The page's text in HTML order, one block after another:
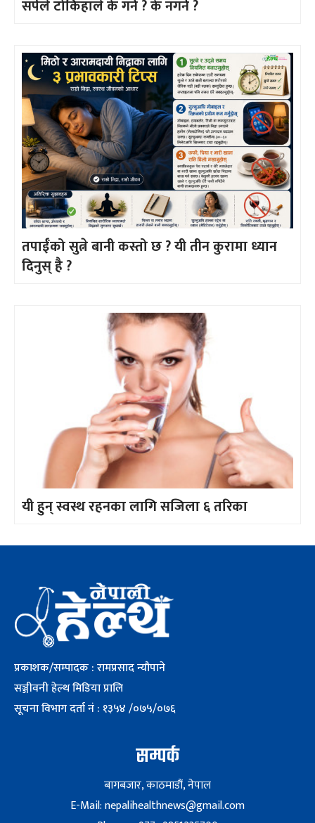
सर्पले टोकिहाले के गर्ने ? के नगर्ने ?
तपाईँको सुत्ने बानी कस्तो छ ? यी तीन कुरामा ध्यान
दिनुस् है ?
यी हुन् स्वस्थ रहनका लागि सजिला ६ तरिका
प्रकाशक/सम्पादक : रामप्रसाद न्यौपाने
सञ्जीवनी हेल्थ मिडिया प्रालि
सूचना विभाग दर्ता नं : १३५४ /०७५/०७६
सम्पर्क
बागबजार, काठमाडौं, नेपाल
E-Mail: nepalihealthnews@gmail.com